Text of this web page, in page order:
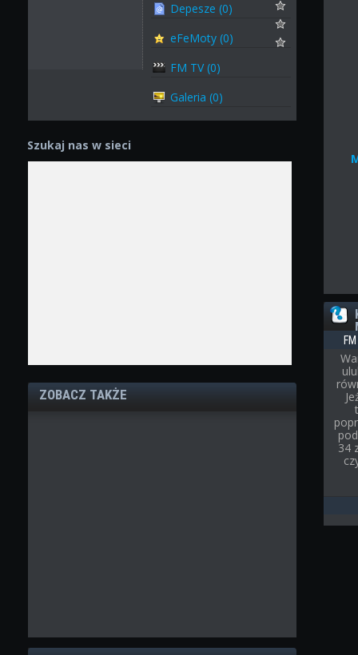
Depesze (0)
eFeMoty (0)
FM TV (0)
Galeria (0)
Szukaj nas w sieci
ZOBACZ TAKŻE
34